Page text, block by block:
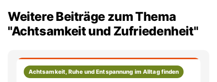
Weitere Beiträge zum Thema
"Achtsamkeit und Zufriedenheit"
Achtsamkeit, Ruhe und Entspannung im Alltag finden